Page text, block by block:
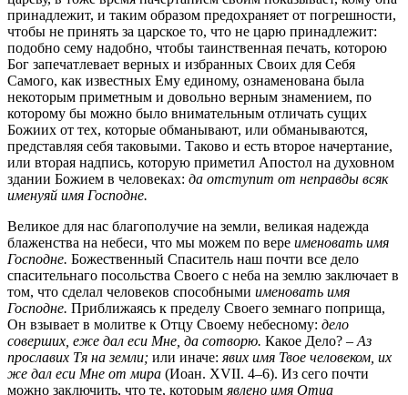
принадлежит, и таким образом предохраняет от погрешности,
чтобы не принять за царское то, что не царю принадлежит:
подобно сему надобно, чтобы таинственная печать, которою
Бог запечатлевает верных и избранных Своих для Себя
Самого, как известных Ему единому, ознаменована была
некоторым приметным и довольно верным знамением, по
которому бы можно было внимательным отличать сущих
Божиих от тех, которые обманывают, или обманываются,
представляя себя таковыми. Таково и есть второе начертание,
или вторая надпись, которую приметил Апостол на духовном
здании Божием в человеках: да отступит от неправды всяк
именуяй имя Господне.
Великое для нас благополучие на земли, великая надежда
блаженства на небеси, что мы можем по вере именовать имя
Господне. Божественный Спаситель наш почти все дело
спасительнаго посольства Своего с неба на землю заключает в
том, что сделал человеков способными именовать имя
Господне. Приближаясь к пределу Своего земнаго поприща,
Он взывает в молитве к Отцу Своему небесному: дело
соверших, еже дал еси Мне, да сотворю. Какое Дело? – Аз
прославих Тя на земли; или иначе: явих имя Твое человеком, их
же дал еси Мне от мира (Иоан. XVII. 4–6). Из сего почти
можно заключить, что те, которым явлено имя Отца